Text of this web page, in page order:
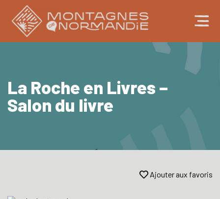
La Roche en Livres –
Salon du livre
Ajouter aux favoris